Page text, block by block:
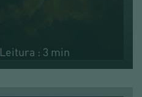
Leitura : 3 min